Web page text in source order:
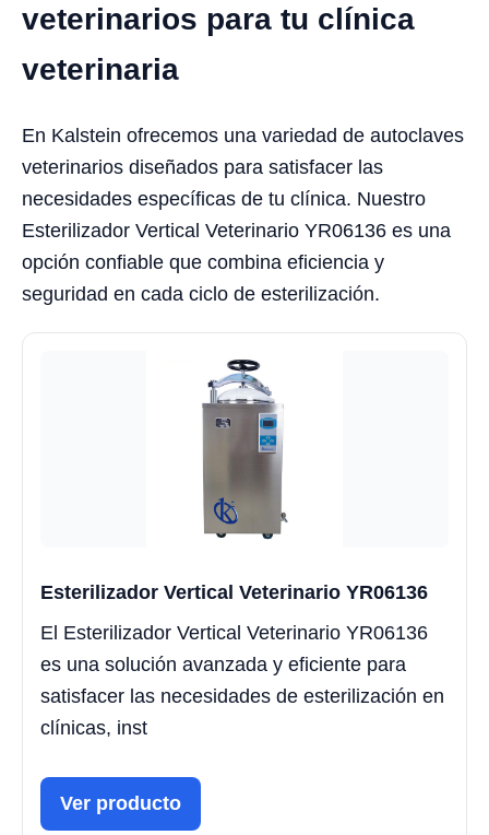
veterinarios para tu clínica
veterinaria
En Kalstein ofrecemos una variedad de autoclaves
veterinarios diseñados para satisfacer las
necesidades específicas de tu clínica. Nuestro
Esterilizador Vertical Veterinario YR06136 es una
opción confiable que combina eficiencia y
seguridad en cada ciclo de esterilización.
Esterilizador Vertical Veterinario YR06136
El Esterilizador Vertical Veterinario YR06136
es una solución avanzada y eficiente para
satisfacer las necesidades de esterilización en
clínicas, inst
Ver producto